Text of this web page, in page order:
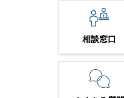
相談窓口